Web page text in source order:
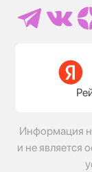
Информация
и не является